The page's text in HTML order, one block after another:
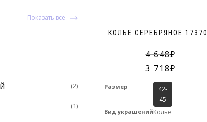
КОЛЬЕ СЕРЕБРЯНОЕ 17370
4 648
3 718
Размер
42-
45
Вид украшенийКолье
Показать все
(2)
(1)